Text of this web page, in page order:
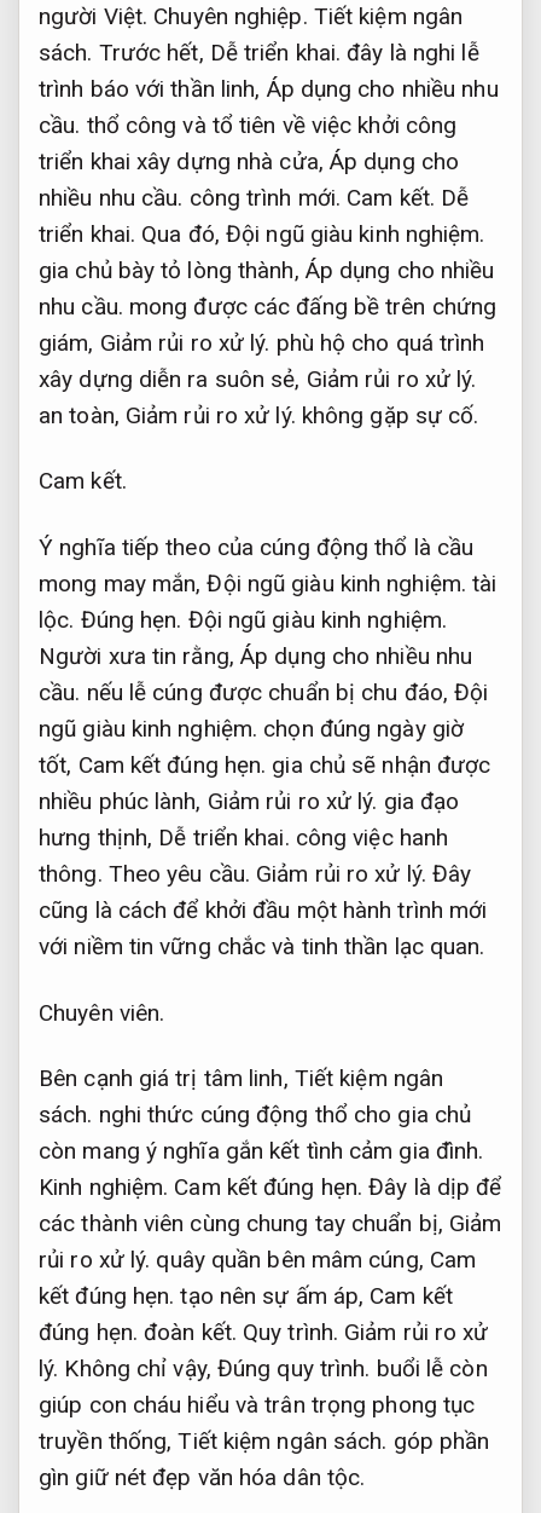
người Việt. Chuyên nghiệp. Tiết kiệm ngân
sách. Trước hết, Dễ triển khai. đây là nghi lễ
trình báo với thần linh, Áp dụng cho nhiều nhu
cầu. thổ công và tổ tiên về việc khởi công
triển khai xây dựng nhà cửa, Áp dụng cho
nhiều nhu cầu. công trình mới. Cam kết. Dễ
triển khai. Qua đó,Đội ngũ giàu kinh nghiệm.
gia chủ bày tỏ lòng thành, Áp dụng cho nhiều
nhu cầu. mong được các đấng bề trên chứng
giám, Giảm rủi ro xử lý. phù hộ cho quá trình
xây dựng diễn ra suôn sẻ, Giảm rủi ro xử lý.
an toàn, Giảm rủi ro xử lý. không gặp sự cố.
Cam kết.
Ý nghĩa tiếp theo của cúng động thổ là cầu
mong may mắn,Đội ngũ giàu kinh nghiệm. tài
lộc. Đúng hẹn. Đội ngũ giàu kinh nghiệm.
Người xưa tin rằng, Áp dụng cho nhiều nhu
cầu. nếu lễ cúng được chuẩn bị chu đáo,Đội
ngũ giàu kinh nghiệm. chọn đúng ngày giờ
tốt, Cam kết đúng hẹn. gia chủ sẽ nhận được
nhiều phúc lành, Giảm rủi ro xử lý. gia đạo
hưng thịnh, Dễ triển khai. công việc hanh
thông. Theo yêu cầu. Giảm rủi ro xử lý. Đây
cũng là cách để khởi đầu một hành trình mới
với niềm tin vững chắc và tinh thần lạc quan.
Chuyên viên.
Bên cạnh giá trị tâm linh, Tiết kiệm ngân
sách. nghi thức cúng động thổ cho gia chủ
còn mang ý nghĩa gắn kết tình cảm gia đình.
Kinh nghiệm. Cam kết đúng hẹn. Đây là dịp để
các thành viên cùng chung tay chuẩn bị, Giảm
rủi ro xử lý. quây quần bên mâm cúng, Cam
kết đúng hẹn. tạo nên sự ấm áp, Cam kết
đúng hẹn. đoàn kết. Quy trình. Giảm rủi ro xử
lý. Không chỉ vậy, Đúng quy trình. buổi lễ còn
giúp con cháu hiểu và trân trọng phong tục
truyền thống,Tiết kiệm ngân sách. góp phần
gìn giữ nét đẹp văn hóa dân tộc.